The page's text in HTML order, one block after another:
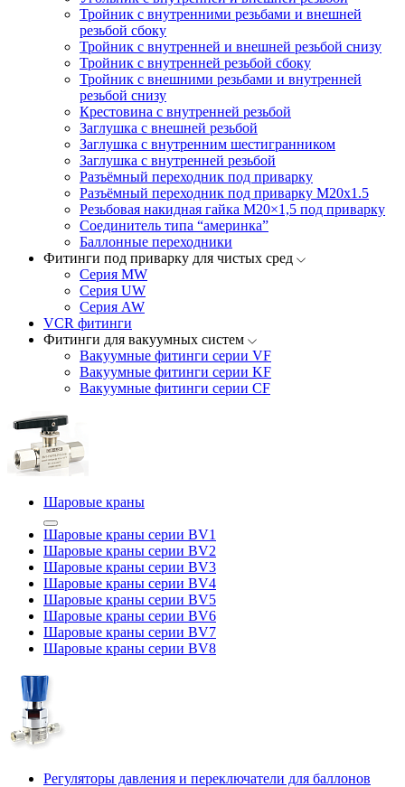
Тройник с внутренними резьбами и внешней
резьбой сбоку
Тройник с внутренней и внешней резьбой снизу
Тройник с внутренней резьбой сбоку
Тройник с внешними резьбами и внутренней
резьбой снизу
Крестовина с внутренней резьбой
Заглушка с внешней резьбой
Заглушка с внутренним шестигранником
Заглушка с внутренней резьбой
Разъёмный переходник под приварку
Разъёмный переходник под приварку М20х1.5
Резьбовая накидная гайка M20×1,5 под приварку
Соединитель типа “америнка”
Баллонные переходники
Фитинги под приварку для чистых сред
Серия MW
Серия UW
Серия AW
VCR фитинги
Фитинги для вакуумных систем
Вакуумные фитинги серии VF
Вакуумные фитинги серии KF
Вакуумные фитинги серии CF
Шаровые краны
Шаровые краны серии BV1
Шаровые краны серии BV2
Шаровые краны серии BV3
Шаровые краны серии BV4
Шаровые краны серии BV5
Шаровые краны серии BV6
Шаровые краны серии BV7
Шаровые краны серии BV8
Регуляторы давления и переключатели для баллонов